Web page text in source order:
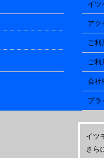
イツ
アク
ご利
ご利
会社
プラ
イツ
さら